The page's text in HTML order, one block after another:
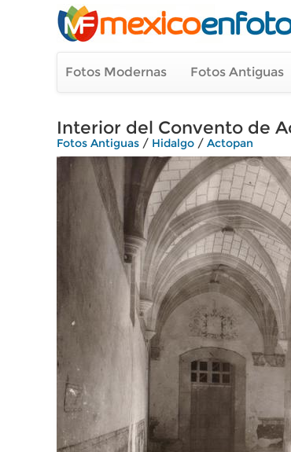
Fotos Modernas Fotos Antiguas
Interior del Convento de
Fotos Antiguas / Hidalgo / Actopan